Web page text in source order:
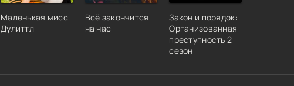
Маленькая мисс
Дулиттл
Всё закончится
на нас
Закон и порядок:
Организованная
преступность 2
сезон